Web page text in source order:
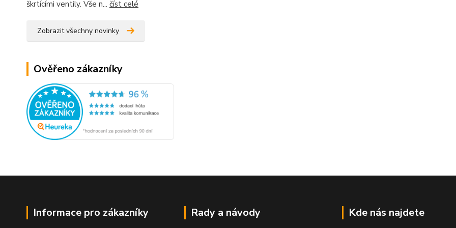
škrtícími ventily. Vše n... číst celé
Zobrazit všechny novinky
Ověřeno zákazníky
Informace pro zákazníky Rady a návody Kde nás najdete